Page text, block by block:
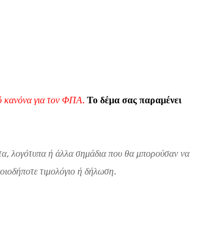
κανόνα για τον ΦΠΑ. Το δέμα σας παραμένει
λογότυπα ή άλλα σημάδια που θα μπορούσαν να
τιμολόγιο ή δήλωση.